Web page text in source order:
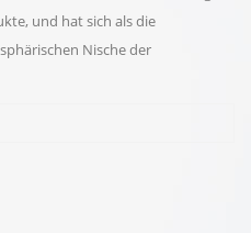
und hat sich als die
Nische der